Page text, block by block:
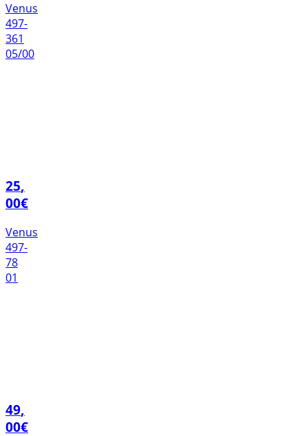
Venus
497-
361
05/00
25,
00€
Venus
497-
78
01
49,
00€